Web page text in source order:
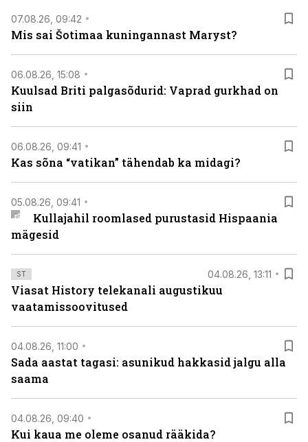
07.08.26, 09:42
Mis sai Šotimaa kuningannast Maryst?
06.08.26, 15:08
Kuulsad Briti palgasõdurid: Vaprad gurkhad on
siin
06.08.26, 09:41
Kas sõna “vatikan” tähendab ka midagi?
05.08.26, 09:41
Kullajahil roomlased purustasid Hispaania
mägesid
ST 04.08.26, 13:11
Viasat History telekanali augustikuu
vaatamissoovitused
04.08.26, 11:00
Sada aastat tagasi: asunikud hakkasid jalgu alla
saama
04.08.26, 09:40
Kui kaua me oleme osanud rääkida?